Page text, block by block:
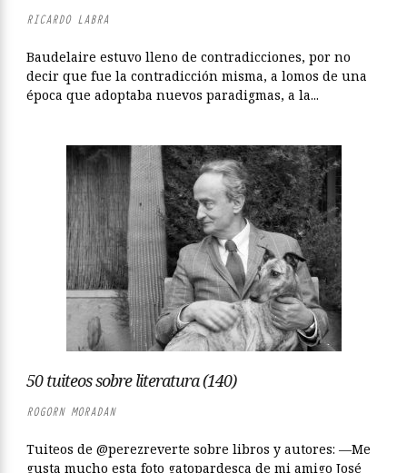
RICARDO LABRA
Baudelaire estuvo lleno de contradicciones, por no
decir que fue la contradicción misma, a lomos de una
época que adoptaba nuevos paradigmas, a la...
50 tuiteos sobre literatura (140)
ROGORN MORADAN
Tuiteos de @perezreverte sobre libros y autores: —Me
gusta mucho esta foto gatopardesca de mi amigo José